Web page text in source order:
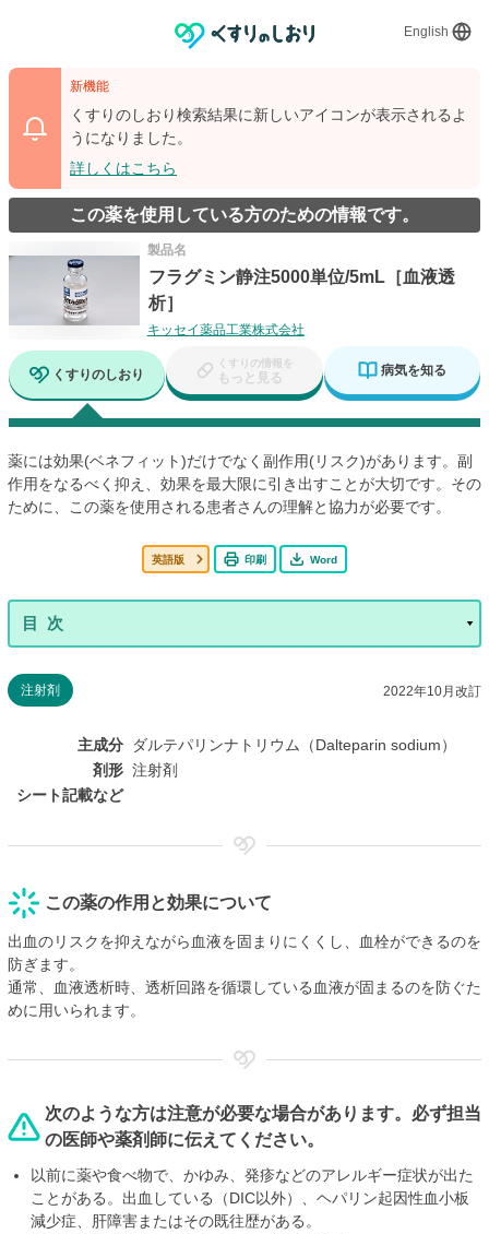
English
新機能
くすりのしおり検索結果に新しいアイコンが表示されるよ
うになりました。
詳しくはこちら
この薬を使用している方のための情報です。
製品名
フラグミン静注5000単位/5mL［血液透
析］
キッセイ薬品工業株式会社
くすりのしおり
くすりの情報を
もっと見る 病気を知る
薬には効果(ベネフィット)だけでなく副作用(リスク)があります。副
作用をなるべく抑え、効果を最大限に引き出すことが大切です。その
ために、この薬を使用される患者さんの理解と協力が必要です。
英語版 印刷 Word
注射剤 2022年10月改訂
主成分
ダルテパリンナトリウム（Dalteparin sodium）
剤形 注射剤
シート記載など
この薬の作用と効果について
出血のリスクを抑えながら血液を固まりにくくし、血栓ができるのを
防ぎます。
通常、血液透析時、透析回路を循環している血液が固まるのを防ぐた
めに用いられます。
次のような方は注意が必要な場合があります。必ず担当
の医師や薬剤師に伝えてください。
以前に薬や食べ物で、かゆみ、発疹などのアレルギー症状が出た
ことがある。出血している（DIC以外）、ヘパリン起因性血小板
減少症、肝障害またはその既往歴がある。